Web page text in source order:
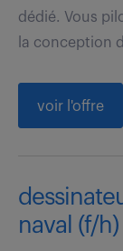
dédié. Vous
la conception
voir l'offre
naval (f/h)